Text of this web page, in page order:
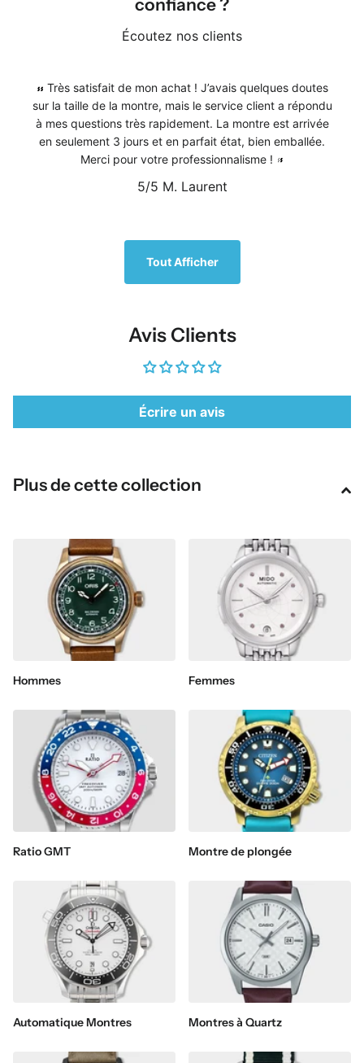
confiance ?
Écoutez nos clients
Très satisfait de mon achat ! J’avais quelques doutes
sur la taille de la montre, mais le service client a répondu
à mes questions très rapidement. La montre est arrivée
en seulement 3 jours et en parfait état, bien emballée.
Merci pour votre professionnalisme !
5/5 M. Laurent
Tout Afficher
Avis Clients
Écrire un avis
Plus de cette collection
Hommes Femmes
Ratio GMT Montre de plongée
Automatique Montres Montres à Quartz